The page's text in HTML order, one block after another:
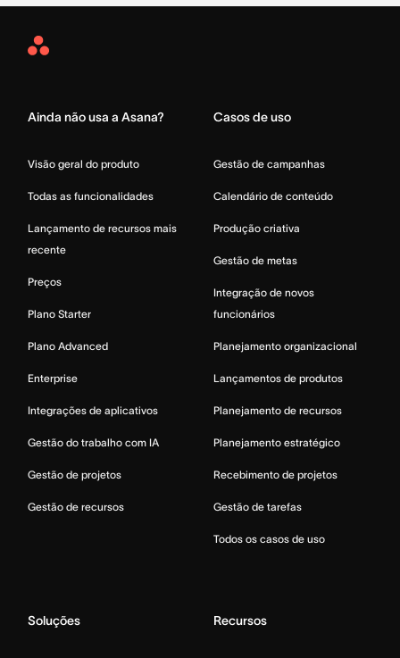
Asana
Ainda não usa a Asana?
Visão geral do produto
Todas as funcionalidades
Lançamento de recursos mais
recente
Preços
Plano Starter
Plano Advanced
Enterprise
Integrações de aplicativos
Gestão do trabalho com IA
Gestão de projetos
Gestão de recursos
Casos de uso
Gestão de campanhas
Calendário de conteúdo
Produção criativa
Gestão de metas
Integração de novos
funcionários
Planejamento organizacional
Lançamentos de produtos
Planejamento de recursos
Planejamento estratégico
Recebimento de projetos
Gestão de tarefas
Todos os casos de uso
Soluções Recursos